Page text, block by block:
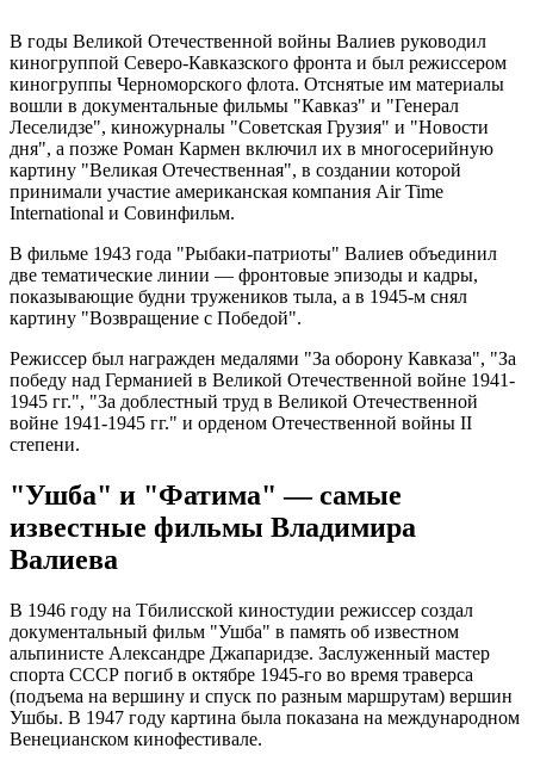
В годы Великой Отечественной войны Валиев руководил
киногруппой Северо-Кавказского фронта и был режиссером
киногруппы Черноморского флота. Отснятые им материалы
вошли в документальные фильмы "Кавказ" и "Генерал
Леселидзе", киножурналы "Советская Грузия" и "Новости
дня", а позже Роман Кармен включил их в многосерийную
картину "Великая Отечественная", в создании которой
принимали участие американская компания Air Time
International и Совинфильм.
В фильме 1943 года "Рыбаки-патриоты" Валиев объединил
две тематические линии — фронтовые эпизоды и кадры,
показывающие будни тружеников тыла, а в 1945-м снял
картину "Возвращение с Победой".
Режиссер был награжден медалями "За оборону Кавказа", "За
победу над Германией в Великой Отечественной войне 1941-
1945 гг.", "За доблестный труд в Великой Отечественной
войне 1941-1945 гг." и орденом Отечественной войны II
степени.
"Ушба" и "Фатима" — самые
известные фильмы Владимира
Валиева
В 1946 году на Тбилисской киностудии режиссер создал
документальный фильм "Ушба" в память об известном
альпинисте Александре Джапаридзе. Заслуженный мастер
спорта СССР погиб в октябре 1945-го во время траверса
(подъема на вершину и спуск по разным маршрутам) вершин
Ушбы. В 1947 году картина была показана на международном
Венецианском кинофестивале.